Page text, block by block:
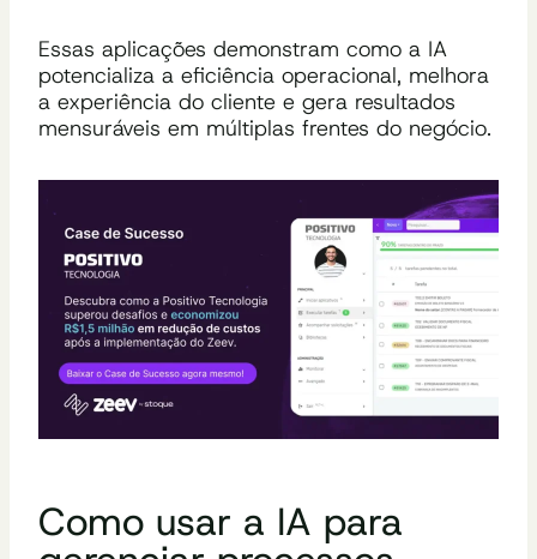
Essas aplicações demonstram como a IA
potencializa a eficiência operacional, melhora
a experiência do cliente e gera resultados
mensuráveis em múltiplas frentes do negócio.
Como usar a IA para